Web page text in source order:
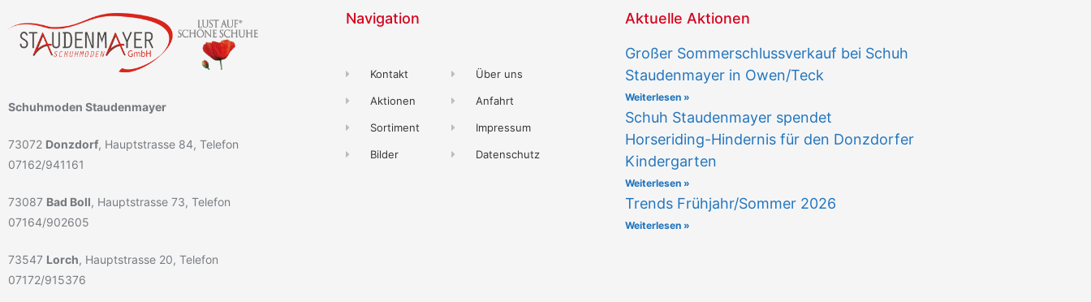
Schuhmoden Staudenmayer
73072 Donzdorf, Hauptstrasse 84, Telefon
07162/941161
73087 Bad Boll, Hauptstrasse 73, Telefon
07164/902605
73547 Lorch, Hauptstrasse 20, Telefon
07172/915376
Navigation
Kontakt
Aktionen
Sortiment
Bilder
Über uns
Anfahrt
Impressum
Datenschutz
Aktuelle Aktionen
Großer Sommerschlussverkauf bei Schuh
Staudenmayer in Owen/Teck
Weiterlesen »
Schuh Staudenmayer spendet
Horseriding-Hindernis für den Donzdorfer
Kindergarten
Weiterlesen »
Trends Frühjahr/Sommer 2026
Weiterlesen »